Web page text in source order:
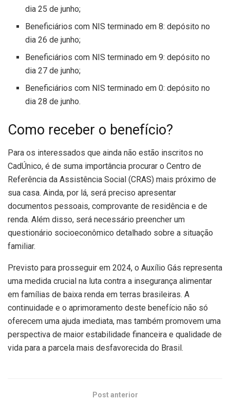
dia 25 de junho;
Beneficiários com NIS terminado em 8: depósito no
dia 26 de junho;
Beneficiários com NIS terminado em 9: depósito no
dia 27 de junho;
Beneficiários com NIS terminado em 0: depósito no
dia 28 de junho.
Como receber o benefício?
Para os interessados que ainda não estão inscritos no
CadÚnico, é de suma importância procurar o Centro de
Referência da Assistência Social (CRAS) mais próximo de
sua casa. Ainda, por lá, será preciso apresentar
documentos pessoais, comprovante de residência e de
renda. Além disso, será necessário preencher um
questionário socioeconômico detalhado sobre a situação
familiar.
Previsto para prosseguir em 2024, o Auxílio Gás representa
uma medida crucial na luta contra a insegurança alimentar
em famílias de baixa renda em terras brasileiras. A
continuidade e o aprimoramento deste benefício não só
oferecem uma ajuda imediata, mas também promovem uma
perspectiva de maior estabilidade financeira e qualidade de
vida para a parcela mais desfavorecida do Brasil.
Post anterior